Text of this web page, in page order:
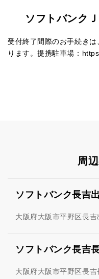
ソフトバンク
受付終了間際のお手続き
ります。提携駐車場：
周
ソフトバンク長吉
大阪府大阪市平野区長
ソフトバンク長吉
大阪府大阪市平野区長